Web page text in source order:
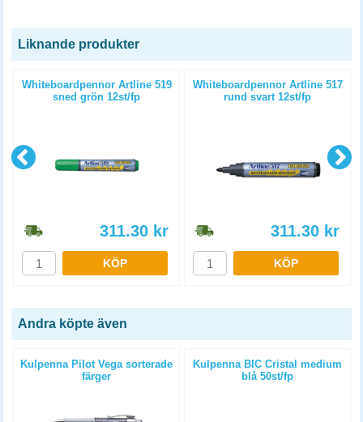
Liknande produkter
Whiteboardpennor Artline 519
sned grön 12st/fp
311.30 kr
KÖP
Whiteboardpennor Artline 517
rund svart 12st/fp
311.30 kr
KÖP
Andra köpte även
Kulpenna Pilot Vega sorterade
färger
Kulpenna BIC Cristal medium
blå 50st/fp